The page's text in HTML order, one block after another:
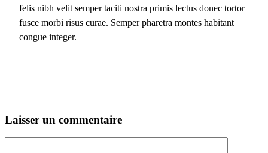
felis nibh velit semper taciti nostra primis lectus donec tortor
fusce morbi risus curae. Semper pharetra montes habitant
congue integer.
Laisser un commentaire